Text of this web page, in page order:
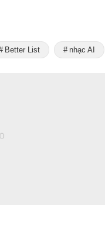
Better List nhạc AI